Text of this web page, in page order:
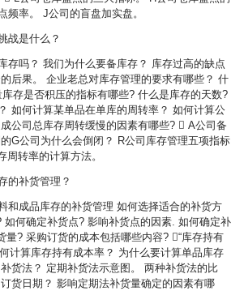
频率。 J公司的盲盘加实盘。
战是什么？
存吗？ 我们为什么要备库存？ 库存过高的缺点
后果。 企业老总对库存管理的要求有哪些？ 什
库存是否积压的指标有哪些? 什么是库存的天数?
如何计算某单品在单库的周转率？ 如何计算公
公司总库存周转缓慢的因素有哪些?  A公司备
G公司为什么会倒闭？ R公司库存管理五项指标
周转率的计算方法。
的补货管理？
和成品库存的补货管理 如何选择适合的补货方
如何确定补货点? 影响补货点的因素. 如何确定补
量? 采购订货的成本包括哪些内容? “库存持有
计算库存持有成本率？ 为什么要计算单品库存
货法？ 定期补货法示意图。 两种补货法的比
货日期？ 影响定期法补货量确定的因素有哪